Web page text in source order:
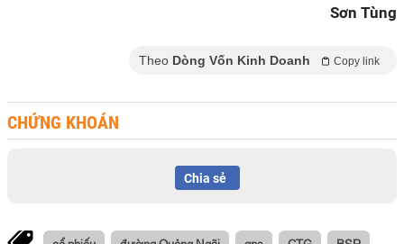
Sơn Tùng
Theo Dòng Vốn Kinh Doanh Copy link
CHỨNG KHOÁN
Chia sẻ